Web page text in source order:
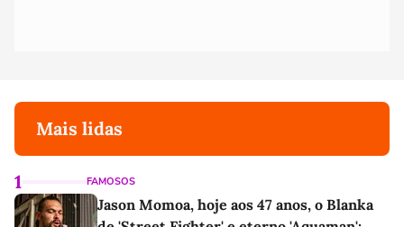
Mais lidas
1 FAMOSOS
Jason Momoa, hoje aos 47 anos, o Blanka